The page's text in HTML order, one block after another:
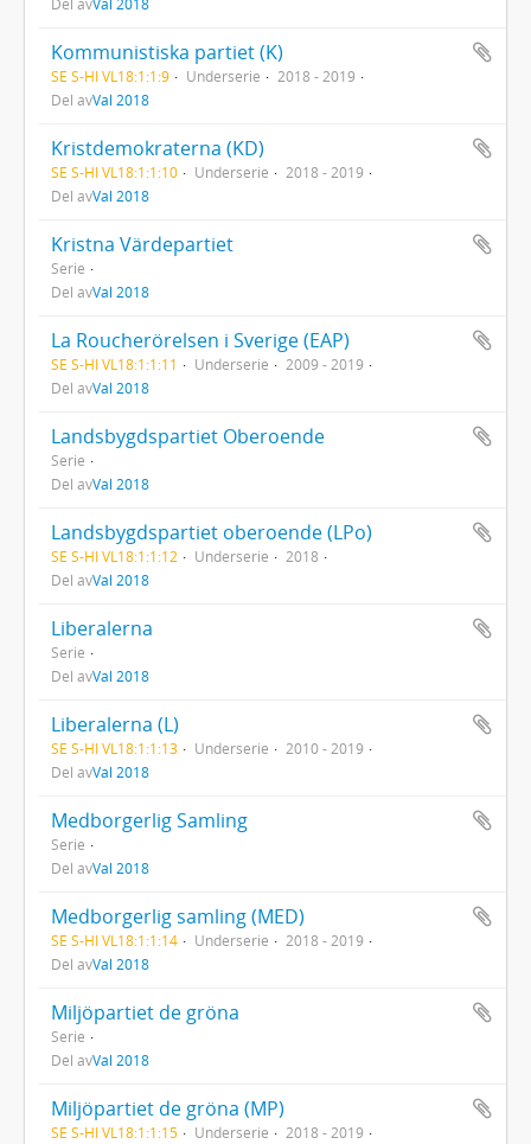
Kommunistiska partiet (K)
SE S-HI VL18:1:1:9 Underserie
2018 - 2019
Del avVal 2018
Kristdemokraterna (KD)
SE S-HI VL18:1:1:10 Underserie
2018 - 2019
Del avVal 2018
Kristna Värdepartiet
Serie
Del avVal 2018
La Roucherörelsen i Sverige (EAP)
SE S-HI VL18:1:1:11 Underserie
2009 - 2019
Del avVal 2018
Landsbygdspartiet Oberoende
Serie
Del avVal 2018
Landsbygdspartiet oberoende (LPo)
SE S-HI VL18:1:1:12 Underserie
2018
Del avVal 2018
Liberalerna
Serie
Del avVal 2018
Liberalerna (L)
SE S-HI VL18:1:1:13 Underserie
2010 - 2019
Del avVal 2018
Medborgerlig Samling
Serie
Del avVal 2018
Medborgerlig samling (MED)
SE S-HI VL18:1:1:14 Underserie
2018 - 2019
Del avVal 2018
Miljöpartiet de gröna
Serie
Del avVal 2018
Miljöpartiet de gröna (MP)
SE S-HI VL18:1:1:15 Underserie 2018 - 2019